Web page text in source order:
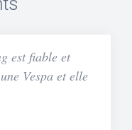
est fiable et
Vespa et elle